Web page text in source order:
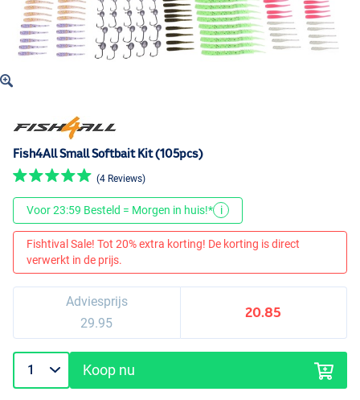
Fish4All Small Softbait Kit (105pcs)
(4 Reviews)
Voor 23:59 Besteld = Morgen in huis!* i
Fishtival Sale! Tot 20% extra korting! De korting is direct
verwerkt in de prijs.
Adviesprijs
29.95
20.85
Koop nu